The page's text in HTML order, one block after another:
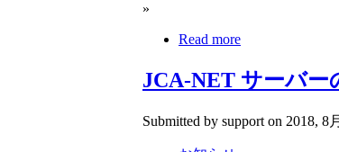
»
Read more
JCA-NET サーバー
Submitted by support on 2018, 8